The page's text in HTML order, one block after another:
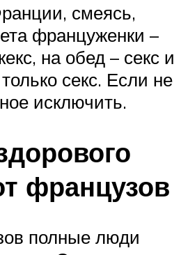
смеясь,
француженки –
на обед – секс и
секс. Если не
исключить.
французов
полные люди